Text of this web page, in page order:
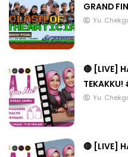
GRAND
Yu.
🔴 [LIVE]
Yu.
🔴 [LIVE]